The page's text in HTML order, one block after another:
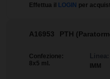
Effettua il LOGIN per
A16953 PTH
Confezione:
8x5 ml.
Linea:
IMM